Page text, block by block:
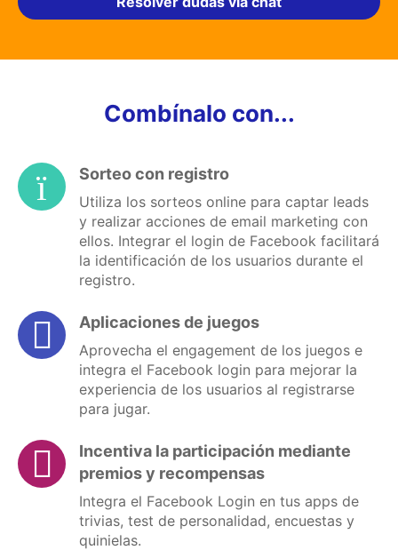
Combínalo con...
Sorteo con registro
Utiliza los sorteos online para captar leads
y realizar acciones de email marketing con
ellos. Integrar el login de Facebook facilitará
la identificación de los usuarios durante el
registro.
Aplicaciones de juegos
Aprovecha el engagement de los juegos e
integra el Facebook login para mejorar la
experiencia de los usuarios al registrarse
para jugar.
Incentiva la participación mediante
premios y recompensas
Integra el Facebook Login en tus apps de
trivias, test de personalidad, encuestas y
quinielas.